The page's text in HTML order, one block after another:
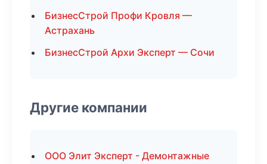
БизнесСтрой Профи Кровля —
Астрахань
БизнесСтрой Архи Эксперт — Сочи
Другие компании
ООО Элит Эксперт - Демонтажные